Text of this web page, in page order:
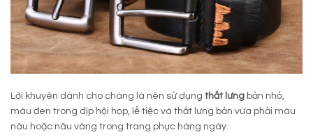
Lời khuyên dành cho chàng là nên sử dụng thắt lưng bản nhỏ,
màu đen trong dịp hội họp, lễ tiệc và thắt lưng bản vừa phải màu
nâu hoặc nâu vàng trong trang phục hàng ngày.